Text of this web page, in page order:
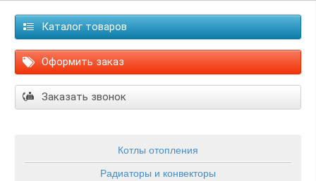
Каталог товаров
Оформить заказ
Заказать звонок
Котлы отопления
Радиаторы и конвекторы